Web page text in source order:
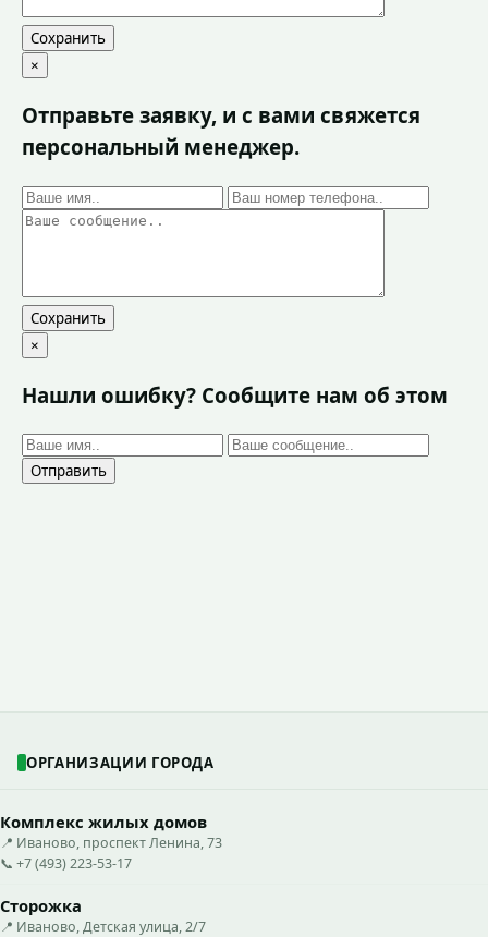
Сохранить
×
Отправьте заявку, и с вами свяжется
персональный менеджер.
Сохранить
×
Нашли ошибку? Сообщите нам об этом
Отправить
ОРГАНИЗАЦИИ ГОРОДА
Комплекс жилых домов
📍 Иваново, проспект Ленина, 73
📞 +7 (493) 223-53-17
Сторожка
📍 Иваново, Детская улица, 2/7